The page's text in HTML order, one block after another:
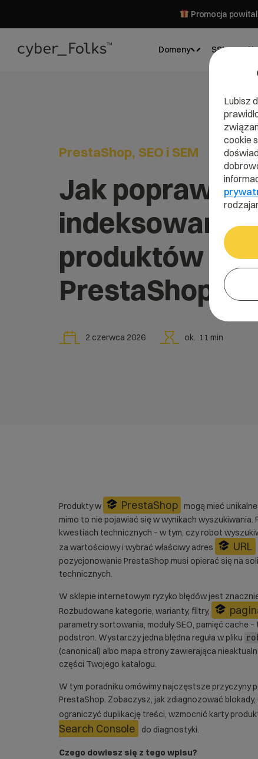
Promocja
Domeny SSL
PrestaShop SEO i SEM
Jak poprawić
indeksowanie
produktów w
PrestaShop?
2 czerwca 2026 ok. 11 min
Produkty w PrestaShop
mogą mieć
mimo to nie pojawiać się w wynikach
kwestiach technicznych – w tym, czy robot
za wartościowy i wybrać właściwy adres
URL
pozycjonowanie PrestaShop musi opierać się na
technicznych.
W sklepie internetowym ryzyko błędów jest
Rozbudowane kategorie, warianty, filtry,
parametry sortowania, moduły SEO, pamięć
podstron. Wystarczy jedna błędna reguła w pliku
(canonical) albo mapa strony zawierająca
części Twojego katalogu.
W tym poradniku omówimy najczęstsze przyczyny
PrestaShop. Zobaczysz, jak zdiagnozować
ograniczyć duplikację treści, wzmocnić karty
Search Console do diagnostyki.
Czego dowiesz się z tego wpisu?
Lubisz
cookie